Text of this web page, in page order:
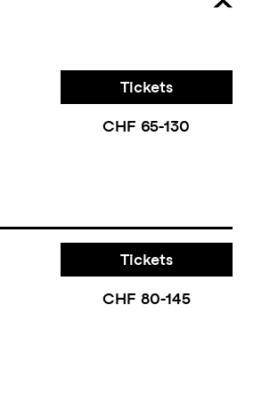
Tickets
CHF 65-130
Tickets
CHF 80-145